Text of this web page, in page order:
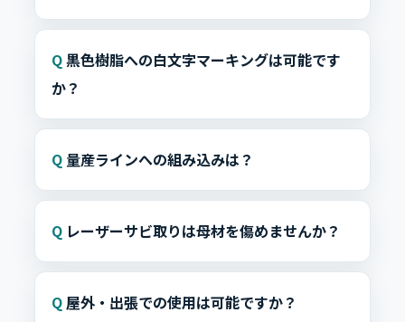
黒色樹脂への白文字マーキングは可能です
か？
量産ラインへの組み込みは？
レーザーサビ取りは母材を傷めませんか？
屋外・出張での使用は可能ですか？